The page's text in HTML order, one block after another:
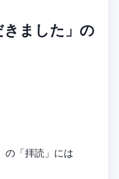
きました」の
の「拝読」には